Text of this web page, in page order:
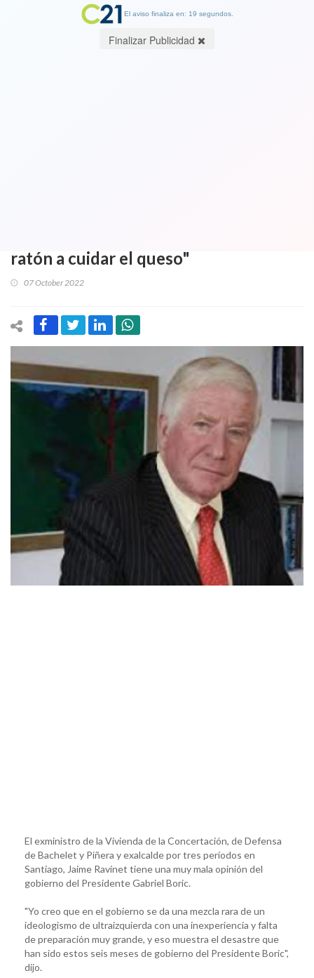
ratón a cuidar el queso"
07 October 2022
El exministro de la Vivienda de la Concertación, de Defensa
de Bachelet y Piñera y exalcalde por tres períodos en
Santiago, Jaime Ravinet tiene una muy mala opinión del
gobierno del Presidente Gabriel Boric.
"Yo creo que en el gobierno se da una mezcla rara de un
ideologismo de ultraizquierda con una inexperiencia y falta
de preparación muy grande, y eso muestra el desastre que
han sido estos seis meses de gobierno del Presidente Boric",
dijo.
El aviso finaliza en: 19 segundos.
Finalizar Publicidad